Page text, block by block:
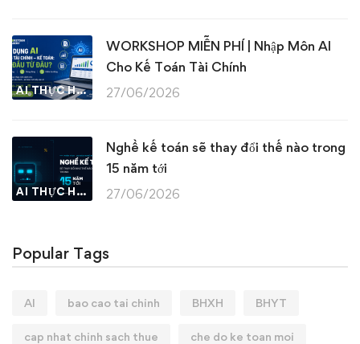
AI THỰC HÀNH
WORKSHOP MIỄN PHÍ | Nhập Môn AI
Cho Kế Toán Tài Chính
27/06/2026
AI THỰC HÀNH
Nghề kế toán sẽ thay đổi thế nào trong
15 năm tới
27/06/2026
Popular Tags
AI bao cao tai chinh BHXH BHYT
cap nhat chinh sach thue che do ke toan moi